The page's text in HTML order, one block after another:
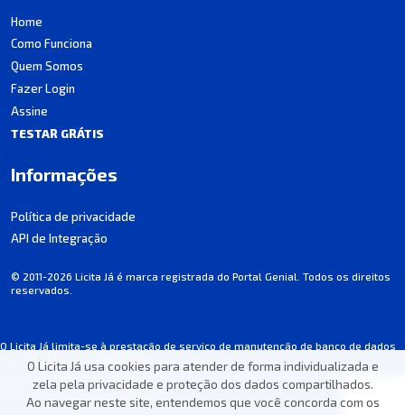
O Licita Já usa cookies para atender de forma individualizada e
zela pela privacidade e proteção dos dados compartilhados.
Ao navegar neste site, entendemos que você concorda com os
O Licita Já limita-se à prestação de serviço de manutenção de banco de dados
de licitações, não participando dos processos.
Algumas informações podem apresentar incorreções involuntárias. Consulte
sempre o edital de cada licitação.
Home
Como Funciona
Quem Somos
Fazer Login
Assine
TESTAR GRÁTIS
Informações
Política de privacidade
API de Integração
© 2011-2026 Licita Já é marca registrada do Portal Genial. Todos os direitos
reservados.